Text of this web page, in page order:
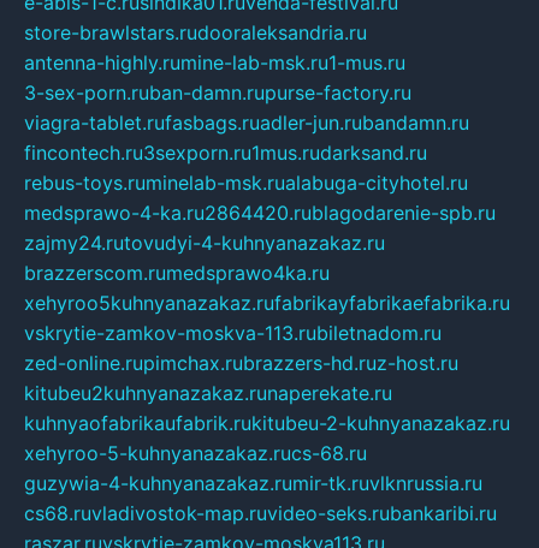
store-brawlstars.rudooraleksandria.ru
antenna-highly.rumine-lab-msk.ru1-mus.ru
3-sex-porn.ruban-damn.rupurse-factory.ru
viagra-tablet.rufasbags.ruadler-jun.rubandamn.ru
fincontech.ru3sexporn.ru1mus.rudarksand.ru
rebus-toys.ruminelab-msk.rualabuga-cityhotel.ru
medsprawo-4-ka.ru2864420.rublagodarenie-spb.ru
zajmy24.rutovudyi-4-kuhnyanazakaz.ru
brazzerscom.rumedsprawo4ka.ru
xehyroo5kuhnyanazakaz.rufabrikayfabrikaefabrika.ru
vskrytie-zamkov-moskva-113.rubiletnadom.ru
zed-online.rupimchax.rubrazzers-hd.ruz-host.ru
kitubeu2kuhnyanazakaz.runaperekate.ru
kuhnyaofabrikaufabrik.rukitubeu-2-kuhnyanazakaz.ru
xehyroo-5-kuhnyanazakaz.rucs-68.ru
guzywia-4-kuhnyanazakaz.rumir-tk.ruvlknrussia.ru
cs68.ruvladivostok-map.ruvideo-seks.rubankaribi.ru
raszar.ruvskrytie-zamkov-moskva113.ru